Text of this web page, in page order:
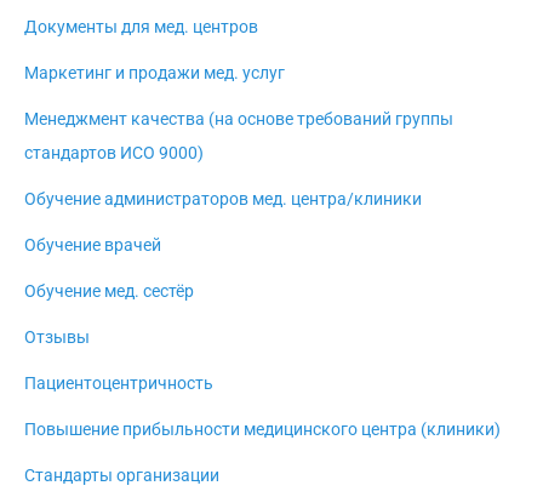
Документы для мед. центров
Маркетинг и продажи мед. услуг
Менеджмент качества (на основе требований группы
стандартов ИСО 9000)
Обучение администраторов мед. центра/клиники
Обучение врачей
Обучение мед. сестёр
Отзывы
Пациентоцентричность
Повышение прибыльности медицинского центра (клиники)
Стандарты организации